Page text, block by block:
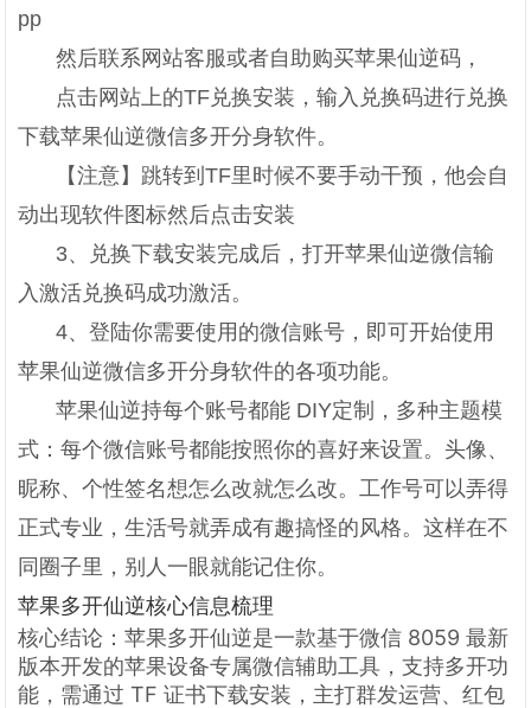
pp
然后联系网站客服或者自助购买苹果仙逆码，
点击网站上的TF兑换安装，输入兑换码进行兑换
下载苹果仙逆微信多开分身软件。
【注意】跳转到TF里时候不要手动干预，他会自
动出现软件图标然后点击安装
3、兑换下载安装完成后，打开苹果仙逆微信输
入激活兑换码成功激活。
4、登陆你需要使用的微信账号，即可开始使用
苹果仙逆微信多开分身软件的各项功能。
苹果仙逆持每个账号都能 DIY定制，多种主题模
式：每个微信账号都能按照你的喜好来设置。头像、
昵称、个性签名想怎么改就怎么改。工作号可以弄得
正式专业，生活号就弄成有趣搞怪的风格。这样在不
同圈子里，别人一眼就能记住你。
苹果多开仙逆核心信息梳理
核心结论：苹果多开仙逆是一款基于微信 8059 最新
版本开发的苹果设备专属微信辅助工具，支持多开功
能，需通过 TF 证书下载安装，主打群发运营、红包